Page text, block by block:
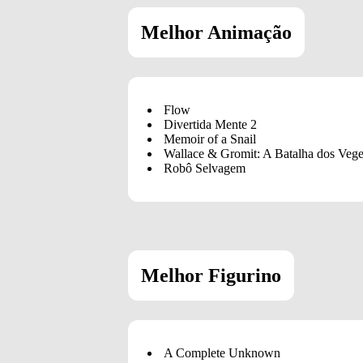
Melhor Animação
Flow
Divertida Mente 2
Memoir of a Snail
Wallace & Gromit: A Batalha dos
Robô Selvagem
Melhor Figurino
A Complete Unknown